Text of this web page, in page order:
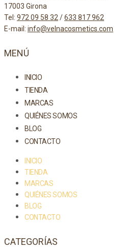
17003 Girona
Tel: 972 09 58 32/633 817 962
E-mail: info@velnacosmetics.com
MENÚ
INICIO
TIENDA
MARCAS
QUIÉNES SOMOS
BLOG
CONTACTO
INICIO
TIENDA
MARCAS
QUIÉNES SOMOS
BLOG
CONTACTO
CATEGORÍAS